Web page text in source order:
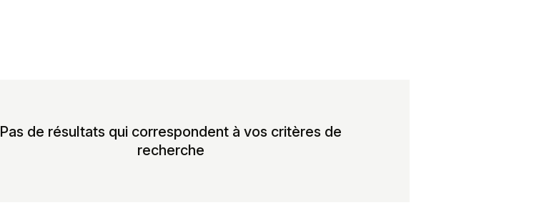
Pas de résultats qui correspondent à vos critères de
recherche